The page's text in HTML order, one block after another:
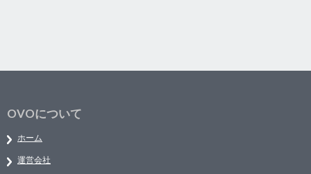
OVOについて
ホーム
運営会社